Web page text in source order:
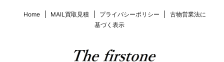
Home MAIL買取見積 プライバシーポリシー
古物営業法に
基づく表示